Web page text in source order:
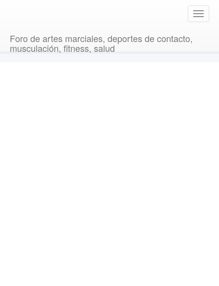
T
o
Foro de artes marciales, deportes de contacto,
musculación, fitness, salud